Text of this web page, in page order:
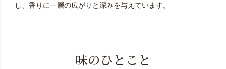
し、香りに一層の広がりと深みを与えています。
味のひとこと